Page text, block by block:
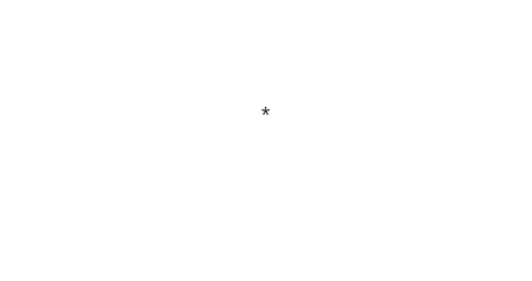
*